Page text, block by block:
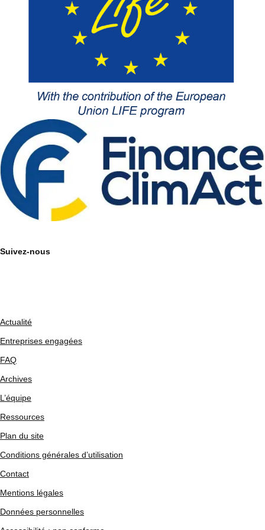
Suivez-nous
Actualité
Entreprises engagées
FAQ
Archives
L’équipe
Ressources
Plan du site
Conditions générales d’utilisation
Contact
Mentions légales
Données personnelles